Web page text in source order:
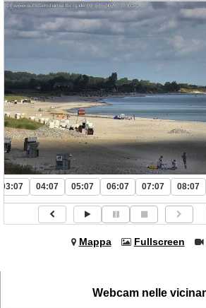
03:07 04:07 05:07 06:07 07:07 08:07
Mappa Fullscreen
Webcam nelle